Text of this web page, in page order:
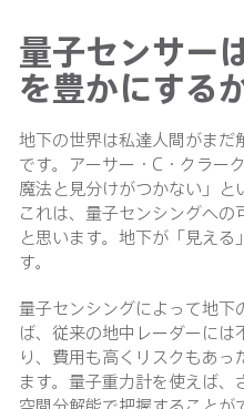
量子センサー
を豊かにする
地下の世界は私達人間がま
です。アーサー・C・クラー
魔法と見分けがつかない」と
これは、量子センシングへ
と思います。地下が「見え
す。
量子センシングによって地
ば、従来の地中レーダーに
り、費用も高くリスクもあ
ます。量子重力計を使えば